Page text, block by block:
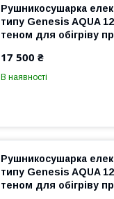
Рушникосушарка
типу Genesis AQUA
теном для обігріву
17 500 ₴
В наявності
Рушникосушарка
типу Genesis AQUA
теном для обігріву